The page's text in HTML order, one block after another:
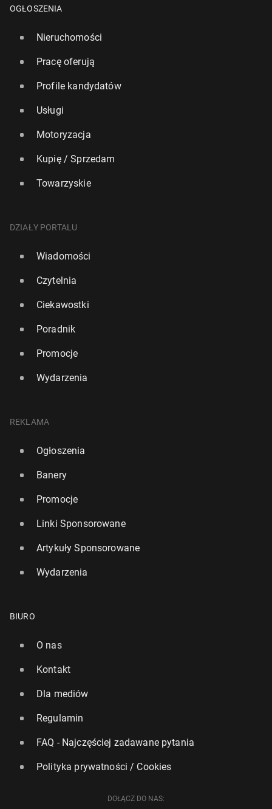
OGŁOSZENIA
Nieruchomości
Pracę oferują
Profile kandydatów
Usługi
Motoryzacja
Kupię / Sprzedam
Towarzyskie
DZIAŁY PORTALU
Wiadomości
Czytelnia
Ciekawostki
Poradnik
Promocje
Wydarzenia
REKLAMA
Ogłoszenia
Banery
Promocje
Linki Sponsorowane
Artykuły Sponsorowane
Wydarzenia
BIURO
O nas
Kontakt
Dla mediów
Regulamin
FAQ - Najczęściej zadawane pytania
Polityka prywatności / Cookies
DOŁĄCZ DO NAS: